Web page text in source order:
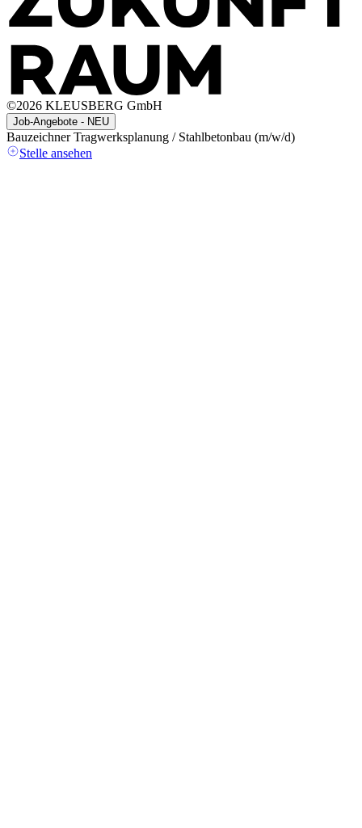
©2026 KLEUSBERG GmbH
Job-Angebote - NEU
Bauzeichner Tragwerksplanung / Stahlbetonbau (m/w/d)
Stelle ansehen